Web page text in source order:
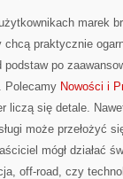
marek
praktycznie
po
Polecamy Nowości i
liczą się detale.
może przełożyć
mógł działać
off-road, czy